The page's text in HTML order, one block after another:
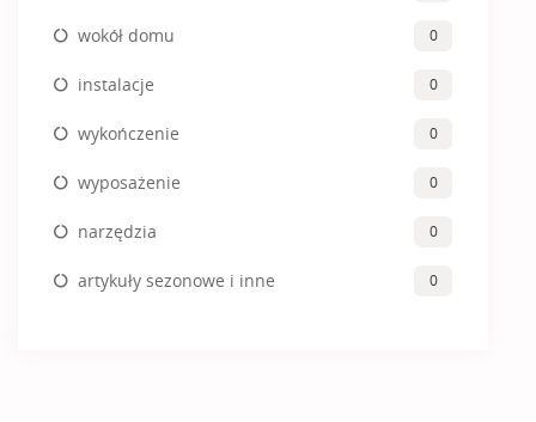
wokół domu 0
instalacje 0
wykończenie 0
wyposażenie 0
narzędzia 0
artykuły sezonowe i inne 0